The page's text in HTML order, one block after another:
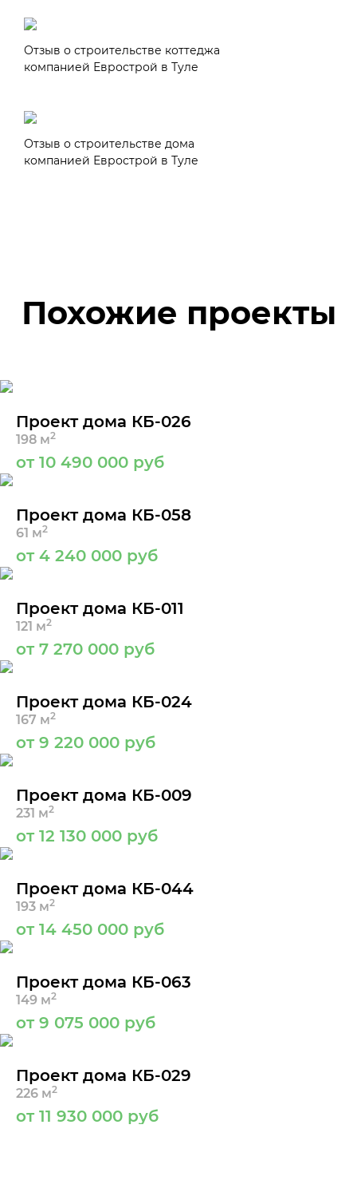
Отзыв о строительстве коттеджа
компанией Еврострой в Туле
Отзыв о строительстве дома
компанией Еврострой в Туле
Похожие проекты
Проект дома КБ-026
198 м2
от 10 490 000 руб
Проект дома КБ-058
61 м2
от 4 240 000 руб
Проект дома КБ-011
121 м2
от 7 270 000 руб
Проект дома КБ-024
167 м2
от 9 220 000 руб
Проект дома КБ-009
231 м2
от 12 130 000 руб
Проект дома КБ-044
193 м2
от 14 450 000 руб
Проект дома КБ-063
149 м2
от 9 075 000 руб
Проект дома КБ-029
226 м2
от 11 930 000 руб